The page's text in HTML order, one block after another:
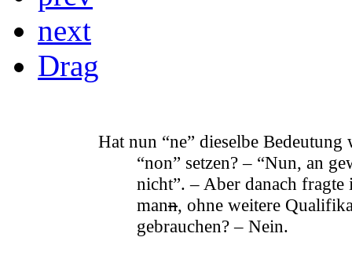
next
Drag
Hat nun “ne” dieselbe Bedeutung
“non” setzen? – “Nun, an
nicht”. – Aber danach
mann, ohne weitere
gebrauchen? – Nein.